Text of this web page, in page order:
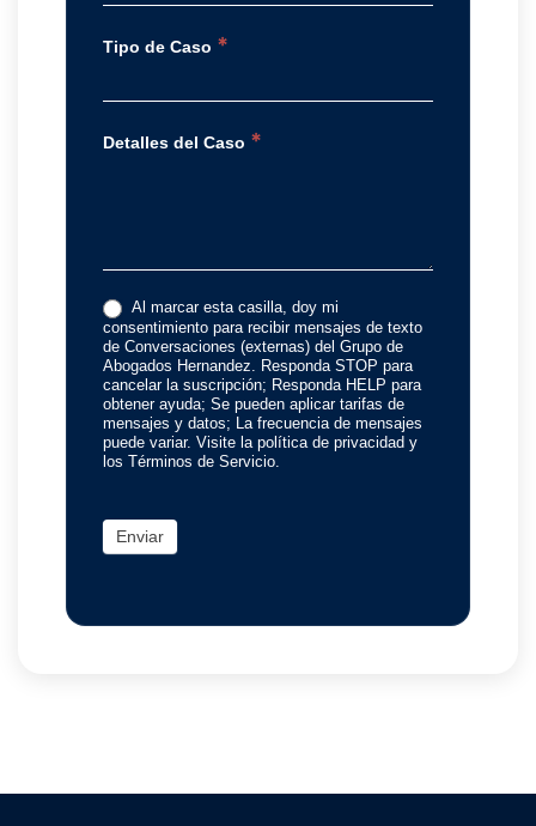
Tipo de Caso *
Detalles del Caso *
Al marcar esta casilla, doy mi
consentimiento para recibir mensajes de texto
de Conversaciones (externas) del Grupo de
Abogados Hernandez. Responda STOP para
cancelar la suscripción; Responda HELP para
obtener ayuda; Se pueden aplicar tarifas de
mensajes y datos; La frecuencia de mensajes
puede variar. Visite la política de privacidad y
los Términos de Servicio.
Enviar